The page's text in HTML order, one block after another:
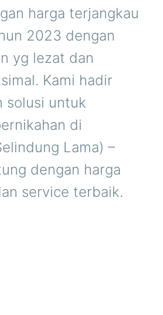
harga terjangkau
2023 dengan
yg lezat dan
Kami hadir
solusi untuk
di
Lama) –
dengan harga
service terbaik.